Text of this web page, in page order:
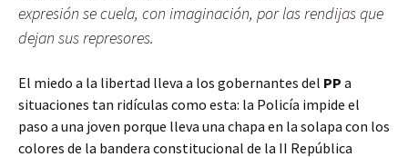
expresión se cuela, con imaginación, por las rendijas que
dejan sus represores.
El miedo a la libertad lleva a los gobernantes del PP a
situaciones tan ridículas como esta: la Policía impide el
paso a una joven porque lleva una chapa en la solapa con los
colores de la bandera constitucional de la II República